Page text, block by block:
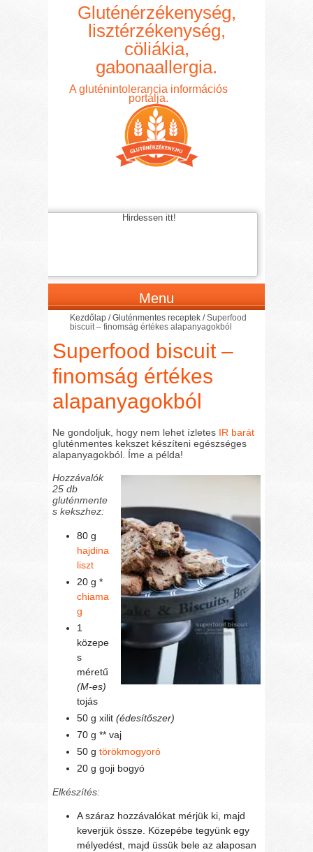
Gluténérzékenység,
lisztérzékenység,
cöliákia,
gabonaallergia.
A gluténintolerancia információs
portálja.
Hirdessen itt!
Menu
Kezdőlap /Gluténmentes receptek /Superfood
biscuit – finomság értékes alapanyagokból
Superfood biscuit –
finomság értékes
alapanyagokból
Ne gondoljuk, hogy nem lehet ízletes IR barát
gluténmentes kekszet készíteni egészséges
alapanyagokból. Íme a példa!
Hozzávalók
25 db
gluténmente
s kekszhez:
80 g
hajdina
liszt
20 g *
chiama
g
1
közepe
s
méretű
(M-es)
tojás
50 g xilit(édesítőszer)
70 g ** vaj
50 gtörökmogyoró
20 g goji bogyó
Elkészítés:
A száraz hozzávalókat mérjük ki, majd
keverjük össze. Közepébe tegyünk egy
mélyedést, majd üssük bele az alaposan